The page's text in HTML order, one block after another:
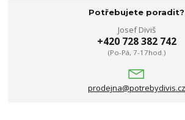
Potřebujete poradit?
Josef Diviš
+420 728 382 742
(Po-Pá, 7-17hod.)
prodejna@potrebydivis.cz